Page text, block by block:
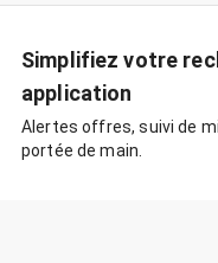
Simplifiez votre
application
Alertes offres, suivi de
portée de main.